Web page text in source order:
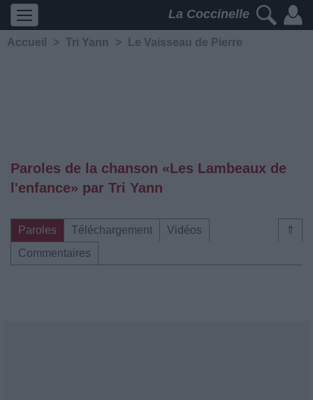
La Coccinelle
Accueil > Tri Yann > Le Vaisseau de Pierre
Paroles de la chanson «Les Lambeaux de
l'enfance» par Tri Yann
⇑
Paroles Téléchargement
Vidéos
Commentaires